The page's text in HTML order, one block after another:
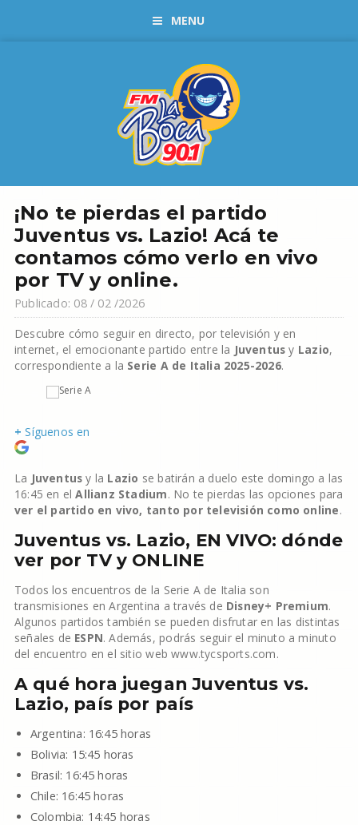
MENU
¡No te pierdas el partido
Juventus vs. Lazio! Acá te
contamos cómo verlo en vivo
por TV y online.
Publicado: 08 / 02 /2026
Descubre cómo seguir en directo, por televisión y en
internet, el emocionante partido entre la Juventus y Lazio,
correspondiente a la Serie A de Italia 2025-2026.
+ Síguenos en
La Juventus y la Lazio se batirán a duelo este domingo a las
16:45 en elAllianz Stadium. No te pierdas las opciones para
ver el partido en vivo, tanto por televisión como online.
Juventus vs. Lazio, EN VIVO: dónde
ver por TV y ONLINE
Todos los encuentros de la Serie A de Italia son
transmisiones en Argentina a través de Disney+ Premium.
Algunos partidos también se pueden disfrutar en las distintas
señales de ESPN. Además, podrás seguir el minuto a minuto
del encuentro en el sitio web www.tycsports.com.
A qué hora juegan Juventus vs.
Lazio, país por país
Argentina: 16:45 horas
Bolivia: 15:45 horas
Brasil: 16:45 horas
Chile: 16:45 horas
Colombia: 14:45 horas